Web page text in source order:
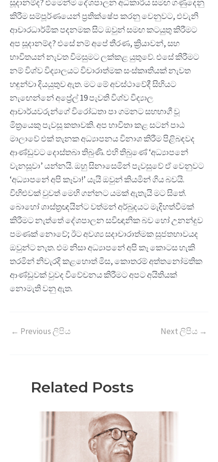
සූදානම්ද? එමෙන්ම දේශපාලන අධිකාරිය සමඟ ගණුදෙනු
කිරීම සම්පූර්ණයෙන් ප්‍රතික්ෂේප කරනු වෙනුවට, එවැනි
ආචාරධාර්මික පදනමක සිට ඔවුන් සමඟ කටයුතු කිරීමට
අප සූදානම්ද? එසේ නම් අපේ තීරණ, ක්‍රියාවන්, සහ
භාවිතයන් නැවත විමසුමට ලක්කළ යුතුවේ. එසේ කිරීමට
නම් විශ්ව විද්‍යාලයට විචාරාත්මක සංස්කෘතියක් නැවත
හඳුන්වා දියයුතුව ඇත. මට මේ අවස්ථාවේදී සිහියට
නැඟෙන්නේ අප්‍රේල් 19 පැවති විශ්ව විද්‍යාල
ආචාර්යවරුන්ගේ විරෝධතා පා ගමනට සහභාගී වූ
මිත්‍රයෙකු පැවසූ කතාවකි. අප භාවිතා කළ සටන් පාඨ
මාලාවේ එක් තැනක අධ්‍යාපනය විනාශ කිරීම පිළිබඳවද
ආණ්ඩුවට දොස්තබා තිබුණි. එහි තිබුණේ ‘අධ්‍යාපනේ
වැනසූවා’ යන්නයි. ඔහු සිනාසෙමින් පැවසුවේ ඒ වෙනුවට
‘අධ්‍යාපනේ අපි කෑවා!’ යැයි ඔවුන් කියමින් ගිය බවයි.
විහිළුවක් වුවත් මෙහි ගන්නට යමක් ඇතැයි මට සිතේ.
බොහෝ ශාස්ත්‍රඥයින්ට වත්මන් අර්බුදයට මැදිහත්වීමක්
කිරීමට නැත්තේ දේශපාලන සවිඥානික බව හෝ උනන්දුව
පමණක් නොවේ; ඊට අවශ්‍ය සදාචාරාත්මක සුජතභාවයද
ඔවුන්ට නැත. එම නිසා අධ්‍යාපනේ අපි කෑ කොටස හැකි
තරමින් නිවැරදි කළහොත් මිස, කොතරම් අත්තනෝමතික
ආණ්ඩුවක් වුවද විවේචනය කිරීමට අපට අයිතියක්
නොමැති වනු ඇත.
← Previous ලිපිය Next ලිපිය →
Related Posts